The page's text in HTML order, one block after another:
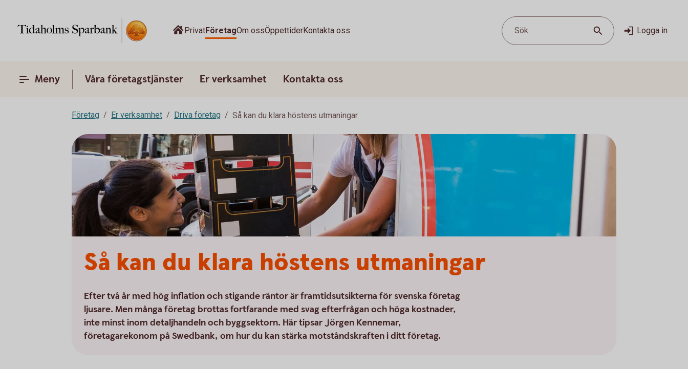
PrivatFöretagOm ossÖppettiderKontakta oss Sök Logga in
Meny Våra företagstjänster Er verksamhet Kontakta oss
Företag Er verksamhet Driva företag Så kan du klara höstens utmaningar
Så kan du klara höstens utmaningar
Efter två år med hög inflation och stigande räntor är framtidsutsikterna för svenska företag
ljusare. Men många företag brottas fortfarande med svag efterfrågan och höga kostnader,
inte minst inom detaljhandeln och byggsektorn. Här tipsar Jörgen Kennemar,
företagarekonom på Swedbank, om hur du kan stärka motståndskraften i ditt företag.